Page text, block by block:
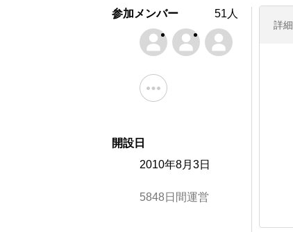
詳細
参加メンバー 51人
開設日
2010年8月3日
5848日間運営